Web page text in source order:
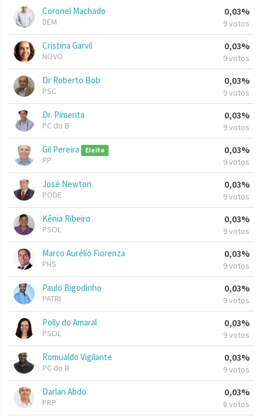
Coronel Machado
DEM
0,03%
9 votos
Cristina Garvil
NOVO
0,03%
9 votos
Dr Roberto Bob
PSC
0,03%
9 votos
Dr. Pimenta
PC do B
0,03%
9 votos
Gil Pereira Eleito
PP
0,03%
9 votos
José Newton
PODE
0,03%
9 votos
Kênia Ribeiro
PSOL
0,03%
9 votos
Marco Aurélio Fiorenza
PHS
0,03%
9 votos
Paulo Bigodinho
PATRI
0,03%
9 votos
Polly do Amaral
PSOL
0,03%
9 votos
Romualdo Vigilante
PC do B
0,03%
9 votos
Darlan Abdo
PRP
0,03%
8 votos